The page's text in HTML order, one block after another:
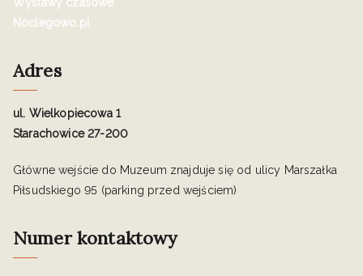
Noclegowo.pl
Adres
ul. Wielkopiecowa 1
Starachowice 27-200
Główne wejście do Muzeum znajduje się od ulicy Marszałka
Piłsudskiego 95 (parking przed wejściem)
Numer kontaktowy